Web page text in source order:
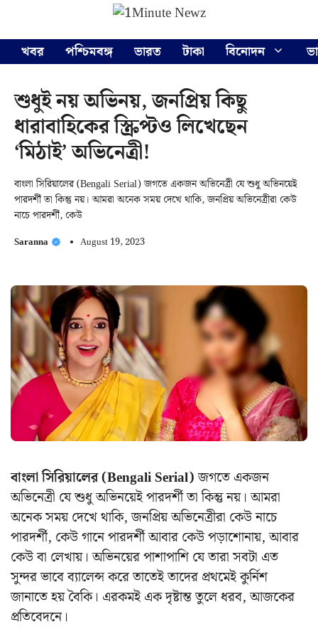
content
খবর
পশ্চিমবঙ্গ ভারত টাকা বিনোদন
শুধুই নয় অভিনয়, জনপ্রিয় কিছু
ধারাবাহিকের স্ক্রিপ্টও লিখেছেন
‘মিঠাই’ অভিনেত্রী!
বাংলা সিরিয়ালের (Bengali Serial) জগতে একজন অভিনেত্রী যে শুধু অভিনয়েই
পারদর্শী তা কিন্তু নয়। আমরা অনেক সময় দেখে থাকি, জনপ্রিয় অভিনেত্রীরা কেউ
নাচে পারদর্শী, কেউ
Saranna August 19, 2023
বাংলা সিরিয়ালের (Bengali Serial)জগতে একজন
অভিনেত্রী যে শুধু অভিনয়েই পারদর্শী তা কিন্তু নয়। আমরা
অনেক সময় দেখে থাকি, জনপ্রিয় অভিনেত্রীরা কেউ নাচে
পারদর্শী, কেউ গানে পারদর্শী আবার কেউ পড়াশোনায়, আবার
কেউ বা লেখায়। অভিনয়ের পাশাপাশি যে তারা সবটা এত
সুন্দর ভাবে ব্যালেন্স করে তাতেই তাদের প্রথমেই কুর্নিশ
জানাতে হয় বৈকি। এরকমই এক দৃষ্টান্ত তুলে ধরব, আজকের
প্রতিবেদনে।